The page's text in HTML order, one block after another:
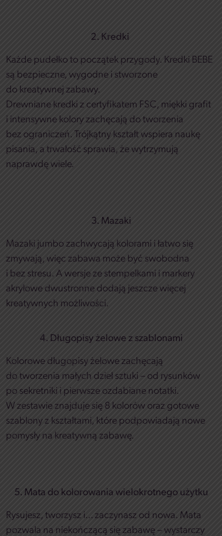
2. Kredki
Każde pudełko to początek przygody. Kredki BEBE
są bezpieczne, wygodne i stworzone
do kreatywnej zabawy.
Drewniane kredki z certyfikatem FSC, miękki grafit
i intensywne kolory zachęcają do tworzenia
bez ograniczeń. Trójkątny kształt wspiera naukę
pisania, a trwałość sprawia, że wytrzymują
naprawdę wiele.
3. Mazaki
Mazaki jumbo zachwycają kolorami i łatwo się
zmywają, więc zabawa może być swobodna
i bez stresu. A wersje ze stempelkami i markery
akrylowe dwustronne dodają jeszcze więcej
kreatywnych możliwości.
4. Długopisy żelowe z szablonami
Kolorowe długopisy żelowe zachęcają
do tworzenia małych dzieł sztuki – od rysunków
po sekretniki i pierwsze ozdabiane notatki.
W zestawie znajduje się 8 kolorów oraz gotowe
szablony z kształtami, które podpowiadają nowe
pomysły na kreatywną zabawę.
5. Mata do kolorowania wielokrotnego użytku
Rysujesz, tworzysz i… zaczynasz od nowa. Mata
pozwala na niekończącą się zabawę – wystarczy